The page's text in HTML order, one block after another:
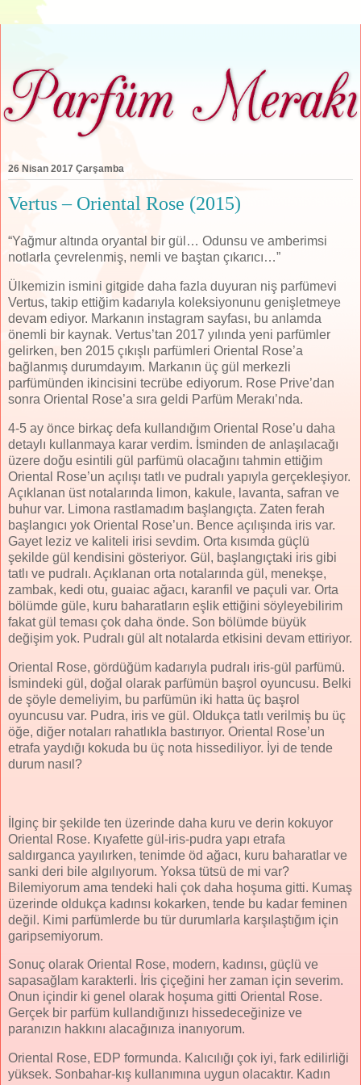
26 Nisan 2017 Çarşamba
Vertus – Oriental Rose (2015)
“Yağmur altında oryantal bir gül… Odunsu ve amberimsi
notlarla çevrelenmiş, nemli ve baştan çıkarıcı…”
Ülkemizin ismini gitgide daha fazla duyuran niş parfümevi
Vertus, takip ettiğim kadarıyla koleksiyonunu genişletmeye
devam ediyor. Markanın instagram sayfası, bu anlamda
önemli bir kaynak. Vertus’tan 2017 yılında yeni parfümler
gelirken, ben 2015 çıkışlı parfümleri Oriental Rose’a
bağlanmış durumdayım. Markanın üç gül merkezli
parfümünden ikincisini tecrübe ediyorum. Rose Prive’dan
sonra Oriental Rose’a sıra geldi Parfüm Merakı’nda.
4-5 ay önce birkaç defa kullandığım Oriental Rose’u daha
detaylı kullanmaya karar verdim. İsminden de anlaşılacağı
üzere doğu esintili gül parfümü olacağını tahmin ettiğim
Oriental Rose’un açılışı tatlı ve pudralı yapıyla gerçekleşiyor.
Açıklanan üst notalarında limon, kakule, lavanta, safran ve
buhur var. Limona rastlamadım başlangıçta. Zaten ferah
başlangıcı yok Oriental Rose’un. Bence açılışında iris var.
Gayet leziz ve kaliteli irisi sevdim. Orta kısımda güçlü
şekilde gül kendisini gösteriyor. Gül, başlangıçtaki iris gibi
tatlı ve pudralı. Açıklanan orta notalarında gül, menekşe,
zambak, kedi otu, guaiac ağacı, karanfil ve paçuli var. Orta
bölümde güle, kuru baharatların eşlik ettiğini söyleyebilirim
fakat gül teması çok daha önde. Son bölümde büyük
değişim yok. Pudralı gül alt notalarda etkisini devam ettiriyor.
Oriental Rose, gördüğüm kadarıyla pudralı iris-gül parfümü.
İsmindeki gül, doğal olarak parfümün başrol oyuncusu. Belki
de şöyle demeliyim, bu parfümün iki hatta üç başrol
oyuncusu var. Pudra, iris ve gül. Oldukça tatlı verilmiş bu üç
öğe, diğer notaları rahatlıkla bastırıyor. Oriental Rose’un
etrafa yaydığı kokuda bu üç nota hissediliyor. İyi de tende
durum nasıl?
İlginç bir şekilde ten üzerinde daha kuru ve derin kokuyor
Oriental Rose. Kıyafette gül-iris-pudra yapı etrafa
saldırganca yayılırken, tenimde öd ağacı, kuru baharatlar ve
sanki deri bile algılıyorum. Yoksa tütsü de mi var?
Bilemiyorum ama tendeki hali çok daha hoşuma gitti. Kumaş
üzerinde oldukça kadınsı kokarken, tende bu kadar feminen
değil. Kimi parfümlerde bu tür durumlarla karşılaştığım için
garipsemiyorum.
Sonuç olarak Oriental Rose, modern, kadınsı, güçlü ve
sapasağlam karakterli. İris çiçeğini her zaman için severim.
Onun içindir ki genel olarak hoşuma gitti Oriental Rose.
Gerçek bir parfüm kullandığınızı hissedeceğinize ve
paranızın hakkını alacağınıza inanıyorum.
Oriental Rose, EDP formunda. Kalıcılığı çok iyi, fark edilirliği
yüksek. Sonbahar-kış kullanımına uygun olacaktır. Kadın